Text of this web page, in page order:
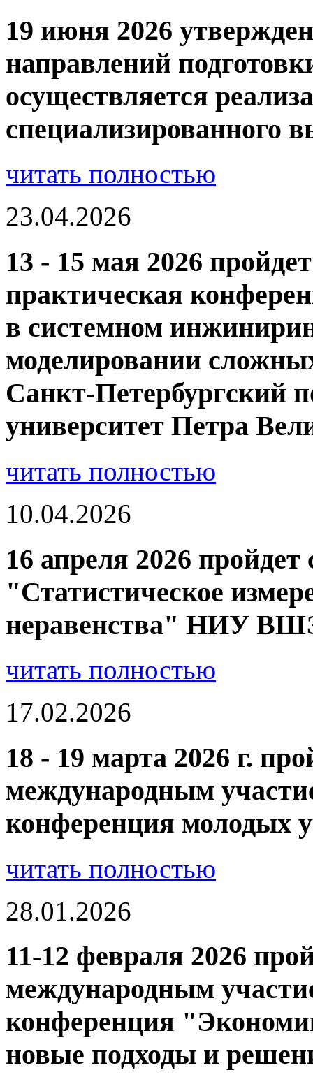
19 июня 2026
направлений
осуществляется
специализированного
читать полностью
23.04.2026
13 - 15 мая 2026
практическая
в системном
моделировании
Санкт-Петербургский
университет Петра
читать полностью
10.04.2026
16 апреля 2026
"Статистическое
неравенства" НИУ
читать полностью
17.02.2026
18 - 19 марта 2026 г.
международным
конференция молодых
читать полностью
28.01.2026
11-12 февраля 2026
международным
конференция
новые подходы и